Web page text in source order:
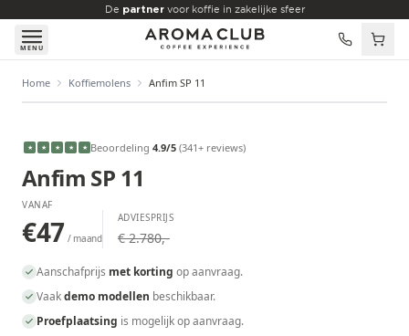
Skip to main content
De partnervoor koffie in zakelijke sfeer
MENU
Home Koffiemolens Anfim SP 11
€47 /maand
★ ★ ★ ★ ★ Beoordeling 4.9/5 (341+ reviews)
Anfim SP 11
VANAF
€47 / maand
ADVIESPRIJS
€ 2.780,-
Aanschafprijs met korting op aanvraag.
Vaakdemo modellen beschikbaar.
Proefplaatsing is mogelijk op aanvraag.